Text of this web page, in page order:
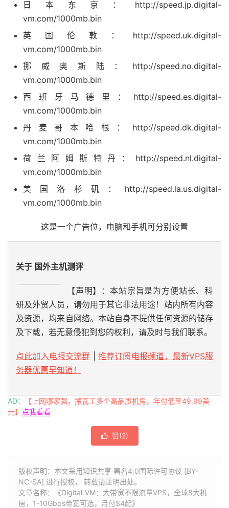
日本东京：http://speed.jp.digital-
vm.com/1000mb.bin
英国伦敦：http://speed.uk.digital-
vm.com/1000mb.bin
挪威奥斯陆：http://speed.no.digital-
vm.com/1000mb.bin
西班牙马德里：http://speed.es.digital-
vm.com/1000mb.bin
丹麦哥本哈根：http://speed.dk.digital-
vm.com/1000mb.bin
荷兰阿姆斯特丹：http://speed.nl.digital-
vm.com/1000mb.bin
美国洛杉矶：http://speed.la.us.digital-
vm.com/1000mb.bin
这是一个广告位，电脑和手机可分别设置
关于 国外主机测评
【声明】：本站宗旨是为方便站长、科
研及外贸人员，请勿用于其它非法用途！站内所有内容
及资源，均来自网络。本站自身不提供任何资源的储存
及下载，若无意侵犯到您的权利，请及时与我们联系。
点此加入电报交流群
推荐订阅电报频道，最新VPS服
务器优惠早知道！
AD：
【上网哪家强，搬瓦工多个高品质机房，年付低至49.99美
元】
点我看看
 赞(2)
版权声明：本文采用知识共享 署名4.0国际许可协议 [BY-
NC-SA] 进行授权， 转载请注明出处。
文章名称：《Digital-VM：大带宽不限流量VPS，全球8大机
房，1-10Gbps带宽可选，月付$4起》